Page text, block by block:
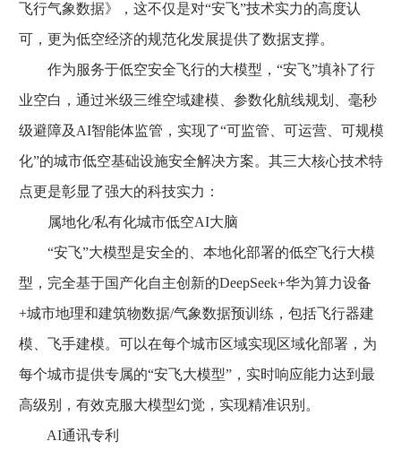
飞行气象数据》，这不仅是对“安飞”技术实力的高度认
可，更为低空经济的规范化发展提供了数据支撑。
作为服务于低空安全飞行的大模型，“安飞”填补了行
业空白，通过米级三维空域建模、参数化航线规划、毫秒
级避障及AI智能体监管，实现了“可监管、可运营、可规模
化”的城市低空基础设施安全解决方案。其三大核心技术特
点更是彰显了强大的科技实力：
属地化/私有化城市低空AI大脑
“安飞”大模型是安全的、本地化部署的低空飞行大模
型，完全基于国产化自主创新的DeepSeek+华为算力设备
+城市地理和建筑物数据/气象数据预训练，包括飞行器建
模、飞手建模。可以在每个城市区域实现区域化部署，为
每个城市提供专属的“安飞大模型”，实时响应能力达到最
高级别，有效克服大模型幻觉，实现精准识别。
AI通讯专利